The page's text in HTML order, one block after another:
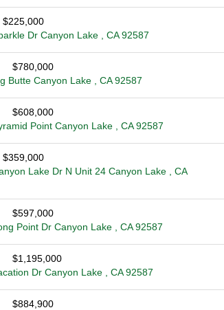
$225,000
Dr Canyon Lake , CA 92587
$780,000
Butte Canyon Lake , CA 92587
$608,000
Point Canyon Lake , CA 92587
$359,000
Lake Dr N Unit 24 Canyon Lake , CA
$597,000
Point Dr Canyon Lake , CA 92587
$1,195,000
Dr Canyon Lake , CA 92587
$884,900